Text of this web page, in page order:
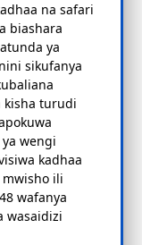
na safari
biashara
ya
sikufanya
kisha turudi
wengi
kadhaa
mwisho ili
wafanya
wasaidizi